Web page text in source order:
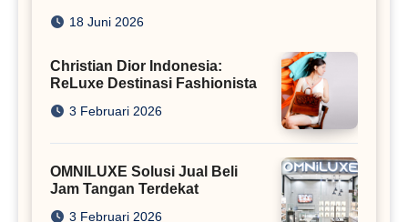
Rumah
18 Juni 2026
Christian Dior Indonesia:
ReLuxe Destinasi Fashionista
3 Februari 2026
OMNILUXE Solusi Jual Beli
Jam Tangan Terdekat
3 Februari 2026